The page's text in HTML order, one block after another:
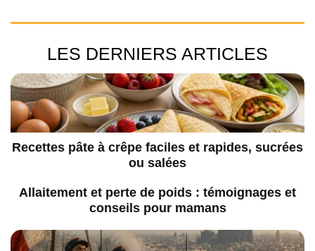
LES DERNIERS ARTICLES
Recettes pâte à crêpe faciles et rapides, sucrées
ou salées
Allaitement et perte de poids : témoignages et
conseils pour mamans